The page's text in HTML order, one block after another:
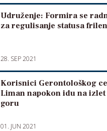
Udruženje: Formira se
za regulisanje statusa
28. SEP 2021
Korisnici Gerontološkog
Liman napokon idu na
goru
01. JUN 2021